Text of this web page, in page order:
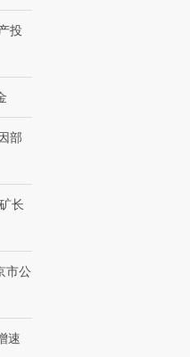
视线｜“入侵”还是“人道危
【商旅对话】华住集团
投
部
长
市公
速